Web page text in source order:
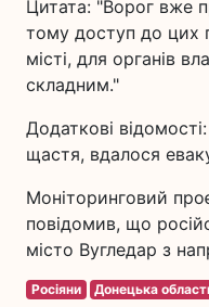
Цитата: "Ворог вже
тому доступ до цих
місті, для органів
складним."
Додаткові
щастя, вдалося
Моніторинговий
повідомив, що
місто Вугледар з
Росіяни Донецька